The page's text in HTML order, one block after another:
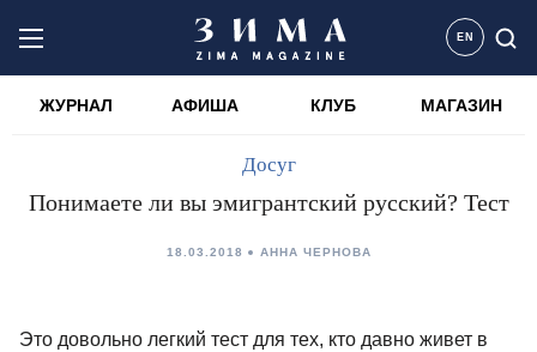
EN
ЖУРНАЛ АФИША КЛУБ МАГАЗИН
Досуг
Понимаете ли вы эмигрантский русский? Тест
18.03.2018 АННА ЧЕРНОВА
Это довольно легкий тест для тех, кто давно живет в